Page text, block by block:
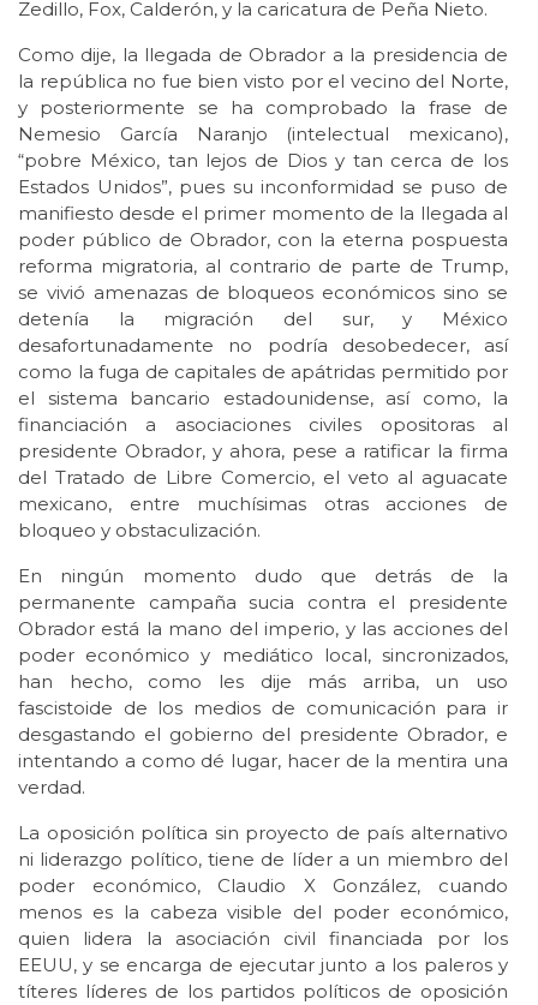
Zedillo, Fox, Calderón, y la caricatura de Peña Nieto.
Como dije, la llegada de Obrador a la presidencia de
la república no fue bien visto por el vecino del Norte,
y posteriormente se ha comprobado la frase de
Nemesio García Naranjo (intelectual mexicano),
“pobre México, tan lejos de Dios y tan cerca de los
Estados Unidos”, pues su inconformidad se puso de
manifiesto desde el primer momento de la llegada al
poder público de Obrador, con la eterna pospuesta
reforma migratoria, al contrario de parte de Trump,
se vivió amenazas de bloqueos económicos sino se
detenía la migración del sur, y México
desafortunadamente no podría desobedecer, así
como la fuga de capitales de apátridas permitido por
el sistema bancario estadounidense, así como, la
financiación a asociaciones civiles opositoras al
presidente Obrador, y ahora, pese a ratificar la firma
del Tratado de Libre Comercio, el veto al aguacate
mexicano, entre muchísimas otras acciones de
bloqueo y obstaculización.
En ningún momento dudo que detrás de la
permanente campaña sucia contra el presidente
Obrador está la mano del imperio, y las acciones del
poder económico y mediático local, sincronizados,
han hecho, como les dije más arriba, un uso
fascistoide de los medios de comunicación para ir
desgastando el gobierno del presidente Obrador, e
intentando a como dé lugar, hacer de la mentira una
verdad.
La oposición política sin proyecto de país alternativo
ni liderazgo político, tiene de líder a un miembro del
poder económico, Claudio X González, cuando
menos es la cabeza visible del poder económico,
quien lidera la asociación civil financiada por los
EEUU, y se encarga de ejecutar junto a los paleros y
títeres líderes de los partidos políticos de oposición